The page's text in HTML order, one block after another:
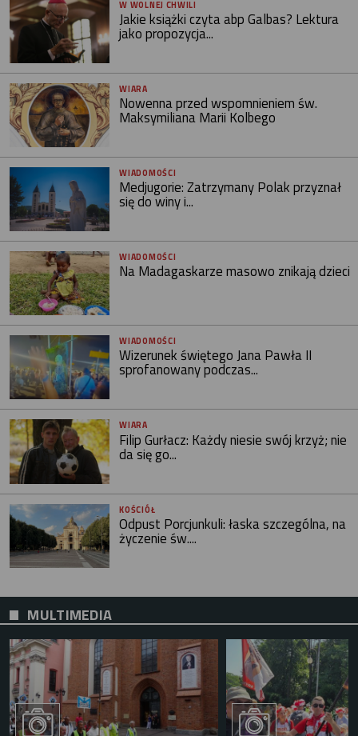
W WOLNEJ CHWILI
Jakie książki czyta abp Galbas? Lektura
jako propozycja...
WIARA
Nowenna przed wspomnieniem św.
Maksymiliana Marii Kolbego
WIADOMOŚCI
Medjugorie: Zatrzymany Polak przyznał
się do winy i...
WIADOMOŚCI
Na Madagaskarze masowo znikają dzieci
WIADOMOŚCI
Wizerunek świętego Jana Pawła II
sprofanowany podczas...
WIARA
Filip Gurłacz: Każdy niesie swój krzyż; nie
da się go...
KOŚCIÓŁ
Odpust Porcjunkuli: łaska szczególna, na
życzenie św....
MULTIMEDIA